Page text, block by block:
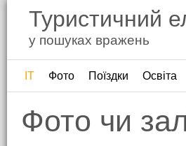
Туристичний
у пошуках вражень
ІТ Фото Поїздки Освіта
Фото чи